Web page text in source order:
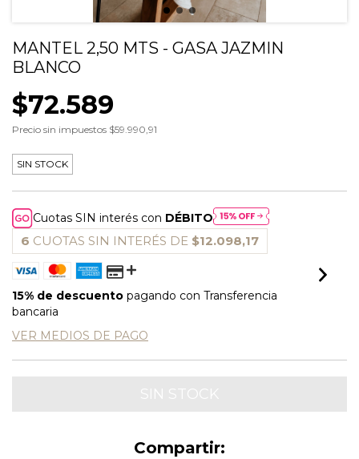
MANTEL 2,50 MTS - GASA JAZMIN
BLANCO
$72.589
Precio sin impuestos $59.990,91
SIN STOCK
Cuotas SIN interés con DÉBITO
6 CUOTAS SIN INTERÉS DE $12.098,17
15% de descuento pagando con Transferencia
bancaria
VER MEDIOS DE PAGO
Compartir: